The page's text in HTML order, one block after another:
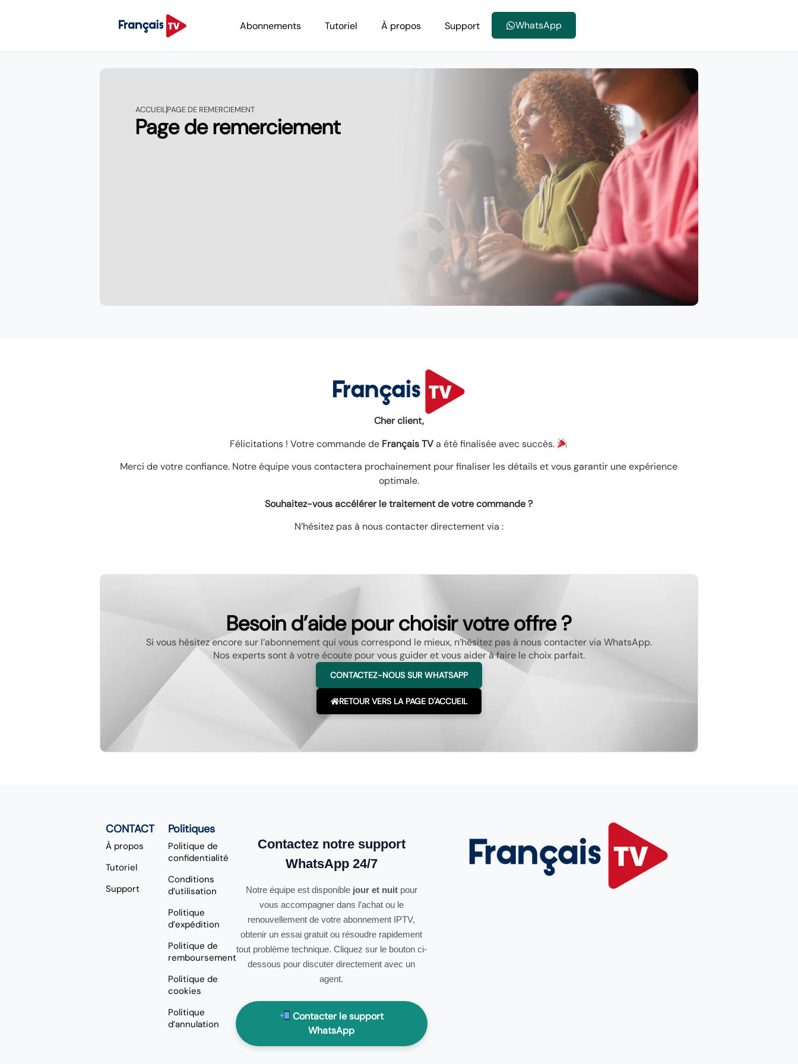
Abonnements Tutoriel À propos Support WhatsApp
ACCUEILPAGE DE REMERCIEMENT
Page de remerciement
Cher client,
Félicitations ! Votre commande de Français TVa été finalisée avec succès.
Merci de votre confiance. Notre équipe vous contactera prochainement pour finaliser les détails et vous garantir une expérience
optimale.
Souhaitez-vous accélérer le traitement de votre commande ?
N’hésitez pas à nous contacter directement via :
Besoin d’aide pour choisir votre offre ?
Si vous hésitez encore sur l’abonnement qui vous correspond le mieux, n’hésitez pas à nous contacter via WhatsApp.
Nos experts sont à votre écoute pour vous guider et vous aider à faire le choix parfait.
CONTACTEZ-NOUS SUR WHATSAPP
RETOUR VERS LA PAGE D'ACCUEIL
CONTACT
À propos
Tutoriel
Support
Politiques
Politique de
confidentialité
Conditions
d’utilisation
Politique
d’expédition
Politique de
remboursement
Politique de
cookies
Politique
d’annulation
Contactez notre support
WhatsApp 24/7
Notre équipe est disponible jour et nuitpour
vous accompagner dans l’achat ou le
renouvellement de votre abonnement IPTV,
obtenir un essai gratuit ou résoudre rapidement
tout problème technique. Cliquez sur le bouton ci-
dessous pour discuter directement avec un
agent.
Contacter le support
WhatsApp